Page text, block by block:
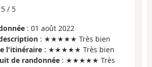
5 / 5
: 01 août 2022
: ★★★★★ Très bien
l'itinéraire : ★★★★★ Très bien
de randonnée : ★★★★★ Très